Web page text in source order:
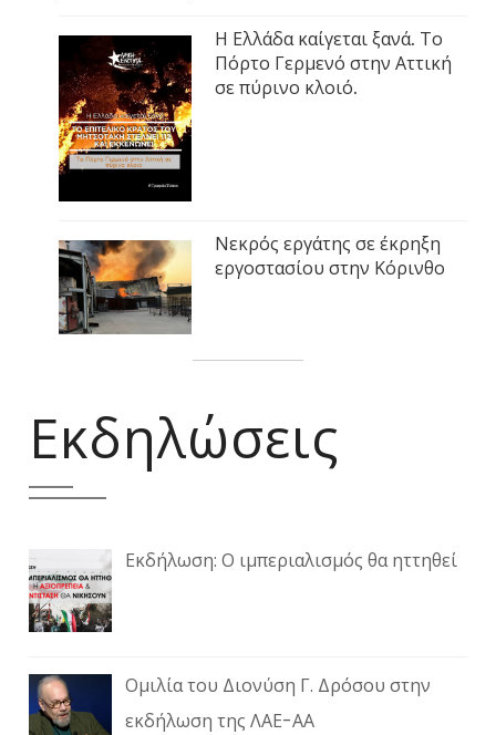
Η Ελλάδα καίγεται ξανά. Το
Πόρτο Γερμενό στην Αττική
σε πύρινο κλοιό.
Νεκρός εργάτης σε έκρηξη
εργοστασίου στην Κόρινθο
Εκδηλώσεις
Εκδήλωση: Ο ιμπεριαλισμός θα ηττηθεί
Ομιλία του Διονύση Γ. Δρόσου στην
εκδήλωση της ΛΑΕ-ΑΑ